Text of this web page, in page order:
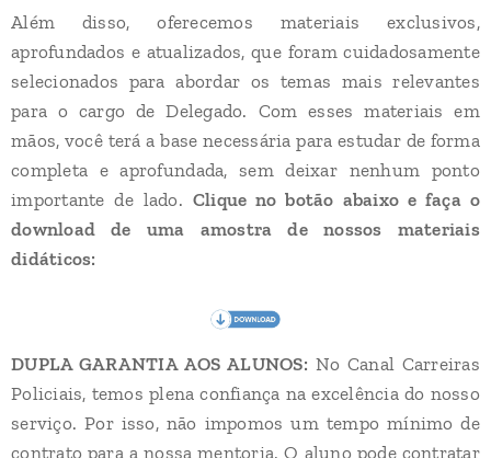
Além disso, oferecemos materiais exclusivos,
aprofundados e atualizados, que foram cuidadosamente
selecionados para abordar os temas mais relevantes
para o cargo de Delegado. Com esses materiais em
mãos, você terá a base necessária para estudar de forma
completa e aprofundada, sem deixar nenhum ponto
importante de lado. Clique no botão abaixo e faça o
download de uma amostra de nossos materiais
didáticos:
DUPLA GARANTIA AOS ALUNOS: No Canal Carreiras
Policiais, temos plena confiança na excelência do nosso
serviço. Por isso, não impomos um tempo mínimo de
contrato para a nossa mentoria. O aluno pode contratar